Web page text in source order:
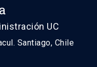
UC
Santiago, Chile